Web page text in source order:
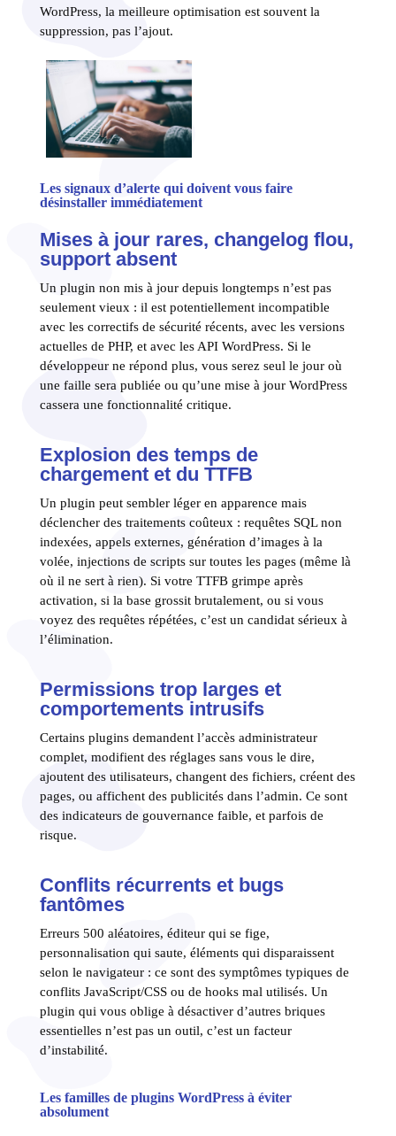
WordPress, la meilleure optimisation est souvent la
suppression, pas l’ajout.
Les signaux d’alerte qui doivent vous faire
désinstaller immédiatement
Mises à jour rares, changelog flou,
support absent
Un plugin non mis à jour depuis longtemps n’est pas
seulement vieux : il est potentiellement incompatible
avec les correctifs de sécurité récents, avec les versions
actuelles de PHP, et avec les API WordPress. Si le
développeur ne répond plus, vous serez seul le jour où
une faille sera publiée ou qu’une mise à jour WordPress
cassera une fonctionnalité critique.
Explosion des temps de
chargement et du TTFB
Un plugin peut sembler léger en apparence mais
déclencher des traitements coûteux : requêtes SQL non
indexées, appels externes, génération d’images à la
volée, injections de scripts sur toutes les pages (même là
où il ne sert à rien). Si votre TTFB grimpe après
activation, si la base grossit brutalement, ou si vous
voyez des requêtes répétées, c’est un candidat sérieux à
l’élimination.
Permissions trop larges et
comportements intrusifs
Certains plugins demandent l’accès administrateur
complet, modifient des réglages sans vous le dire,
ajoutent des utilisateurs, changent des fichiers, créent des
pages, ou affichent des publicités dans l’admin. Ce sont
des indicateurs de gouvernance faible, et parfois de
risque.
Conflits récurrents et bugs
fantômes
Erreurs 500 aléatoires, éditeur qui se fige,
personnalisation qui saute, éléments qui disparaissent
selon le navigateur : ce sont des symptômes typiques de
conflits JavaScript/CSS ou de hooks mal utilisés. Un
plugin qui vous oblige à désactiver d’autres briques
essentielles n’est pas un outil, c’est un facteur
d’instabilité.
Les familles de plugins WordPress à éviter
absolument